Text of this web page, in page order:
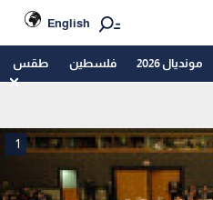
English
مونديال 2026 فلسطين طقس
1